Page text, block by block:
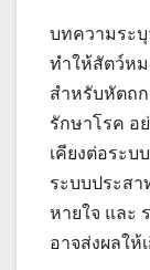
บทความระบุ
ทำให้สัตว์หม
สำหรับหัตถ
รักษาโรค อ
เคียงต่อระบ
ระบบประสา
หายใจ และ
อาจส่งผลใ